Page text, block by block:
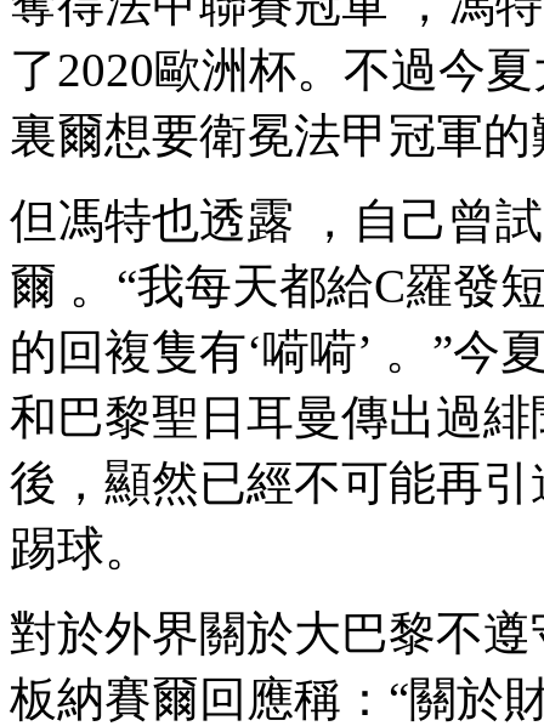
了2020歐洲杯 。不過
裏爾想要衛冕法甲冠軍的難
但馮特也透露 ，自己
爾 。“我每天都給C羅發短
的回複隻有‘嗬嗬’ 。”
和巴黎聖日耳曼傳出過緋
後，顯然已經不可能再
踢球。
對於外界關於大巴黎不遵
板納賽爾回應稱：“關於財